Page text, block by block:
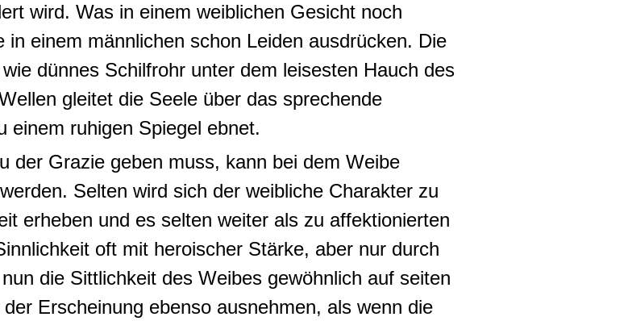
wird. Was in einem weiblichen Gesicht noch
einem männlichen schon Leiden ausdrücken. Die
dünnes Schilfrohr unter dem leisesten Hauch des
gleitet die Seele über das sprechende
einem ruhigen Spiegel ebnet.
der Grazie geben muss, kann bei dem Weibe
. Selten wird sich der weibliche Charakter zu
erheben und es selten weiter als zu affektionierten
oft mit heroischer Stärke, aber nur durch
die Sittlichkeit des Weibes gewöhnlich auf seiten
Erscheinung ebenso ausnehmen, als wenn die